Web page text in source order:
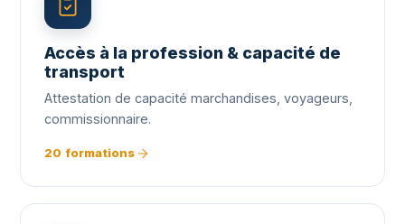
Accès à la profession & capacité de
transport
Attestation de capacité marchandises, voyageurs,
commissionnaire.
20 formations